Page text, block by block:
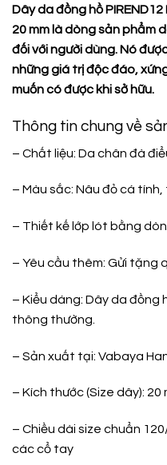
Dây da đồng hồ
20 mm là dòng sản phẩm
đối với người dùng. Nó
những giá trị độc đáo,
muốn có được khi sở hữu.
Thông tin chung về
– Chất liệu: Da chân đà
– Màu sắc: Nâu đỏ cá
– Thiết kế lớp lót bằng
– Yêu cầu thêm: Gửi tặng
– Kiểu dáng: Dây da đồng
thông thường.
– Sản xuất tại: Vabaya
– Kích thước (Size dây): 20
– Chiều dài size chuẩn
các cổ tay